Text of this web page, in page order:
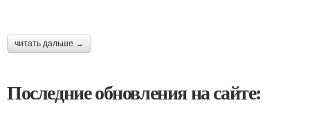
читать дальше →
Последние обновления на сайте: